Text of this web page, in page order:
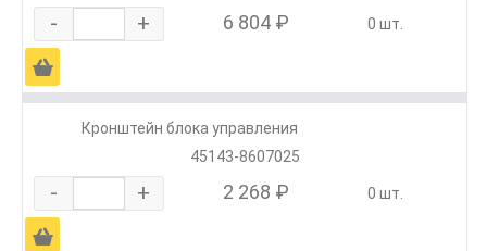
- + 6 804 ₽ 0 шт.
Ä
Кронштейн блока управления
45143-8607025
- + 2 268 ₽ 0 шт.
Ä